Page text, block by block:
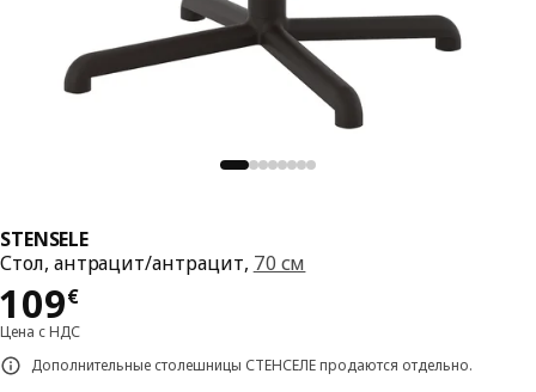
STENSELE
Стол, антрацит/антрацит, 70 см
109€
Цена 109€
Цена с НДС
Дополнительные столешницы СТЕНСЕЛЕ продаются отдельно.